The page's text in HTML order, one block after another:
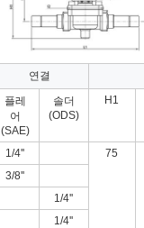
연결
플레
어
(SAE)
솔더
(ODS)
H1
1/4'' 75
3/8''
1/4''
1/4''